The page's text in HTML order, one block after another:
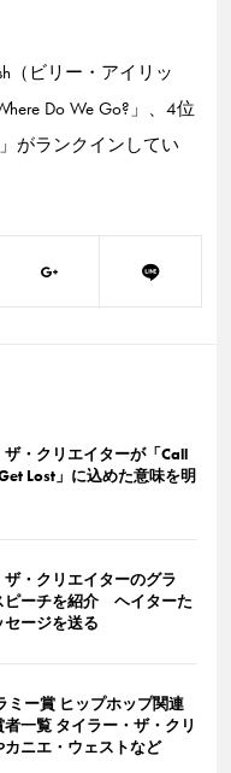
（ビリー・アイリッ
Do We Go?」、4位
がランクインしてい
ザ・クリエイターが「Call
Lost」に込めた意味を明
ザ・クリエイターのグラ
ピーチを紹介 ヘイターた
セージを送る
ミー賞 ヒップホップ関連
一覧 タイラー・ザ・クリ
カニエ・ウェストなど